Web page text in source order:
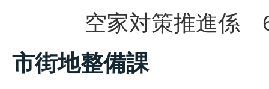
空家対策推進係
市街地整備課